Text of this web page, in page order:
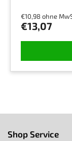
€10,98 ohne
€13,07
Shop Service